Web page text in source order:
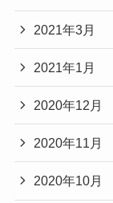
2021年3月
2021年1月
2020年12月
2020年11月
2020年10月